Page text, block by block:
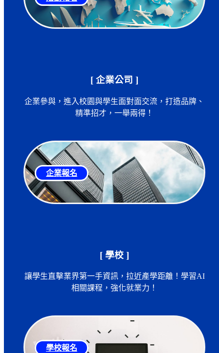
[ 企業公司 ]
企業參與，進入校園與學生面對面交流，打造品牌、
精準招才，一舉兩得！
企業報名
[ 學校 ]
讓學生直擊業界第一手資訊，拉近產學距離！學習AI
相關課程，強化就業力！
學校報名